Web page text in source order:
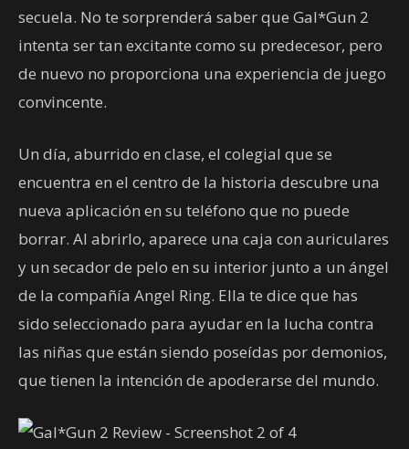
secuela. No te sorprenderá saber que Gal*Gun 2
intenta ser tan excitante como su predecesor, pero
de nuevo no proporciona una experiencia de juego
convincente.
Un día, aburrido en clase, el colegial que se
encuentra en el centro de la historia descubre una
nueva aplicación en su teléfono que no puede
borrar. Al abrirlo, aparece una caja con auriculares
y un secador de pelo en su interior junto a un ángel
de la compañía Angel Ring. Ella te dice que has
sido seleccionado para ayudar en la lucha contra
las niñas que están siendo poseídas por demonios,
que tienen la intención de apoderarse del mundo.